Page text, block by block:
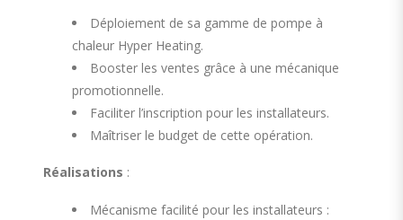
Déploiement de sa gamme de pompe à
chaleur Hyper Heating.
Booster les ventes grâce à une mécanique
promotionnelle.
Faciliter l’inscription pour les installateurs.
Maîtriser le budget de cette opération.
Réalisations :
Mécanisme facilité pour les installateurs :